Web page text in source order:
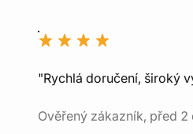
"Rychlá doručení, široký
Ověřený zákazník, před 2